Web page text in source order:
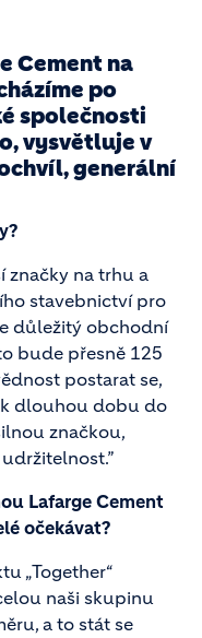
Cement na
po
společnosti
vysvětluje v
generální
značky na trhu a
stavebnictví pro
důležitý obchodní
bude přesně 125
postarat se,
dlouhou dobu do
značkou,
Lafarge Cement
očekávat?
„Together“
naši skupinu
a to stát se